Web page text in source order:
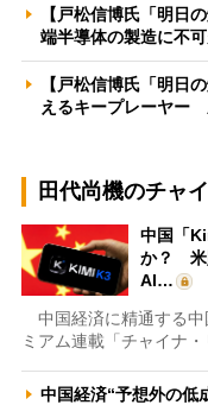
【戸松信博氏「明日
端半導体の製造に不
【戸松信博氏「明日
えるキープレーヤー
田代尚機のチャ
中国「
か？ 米
AI…
中国経済に精通する中
ミアム連載「チャイナ
中国経済“予想外の